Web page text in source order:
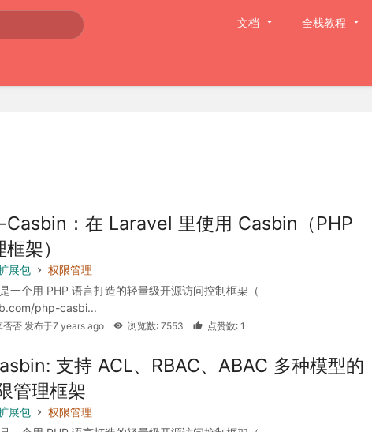
文档 全栈教程
：在 Laravel 里使用 Casbin（PHP
架）
展包
权限管理
一个用 PHP 语言打造的轻量级开源访问控制框架（
php-casbi...
否否 发布于7 years ago 浏览数: 7553 点赞数: 1
支持 ACL、RBAC、ABAC 多种模型的
管理框架
展包
权限管理